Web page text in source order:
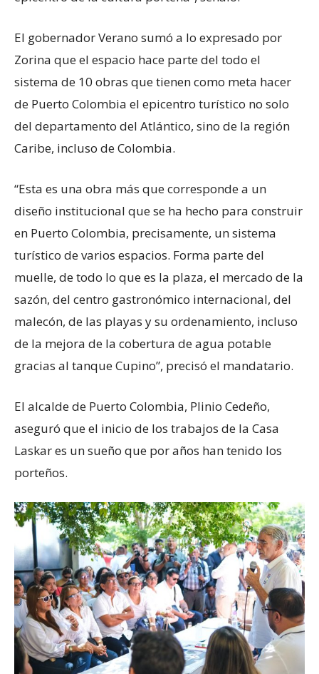
El gobernador Verano sumó a lo expresado por
Zorina que el espacio hace parte del todo el
sistema de 10 obras que tienen como meta hacer
de Puerto Colombia el epicentro turístico no solo
del departamento del Atlántico, sino de la región
Caribe, incluso de Colombia.
“Esta es una obra más que corresponde a un
diseño institucional que se ha hecho para construir
en Puerto Colombia, precisamente, un sistema
turístico de varios espacios. Forma parte del
muelle, de todo lo que es la plaza, el mercado de la
sazón, del centro gastronómico internacional, del
malecón, de las playas y su ordenamiento, incluso
de la mejora de la cobertura de agua potable
gracias al tanque Cupino”, precisó el mandatario.
El alcalde de Puerto Colombia, Plinio Cedeño,
aseguró que el inicio de los trabajos de la Casa
Laskar es un sueño que por años han tenido los
porteños.